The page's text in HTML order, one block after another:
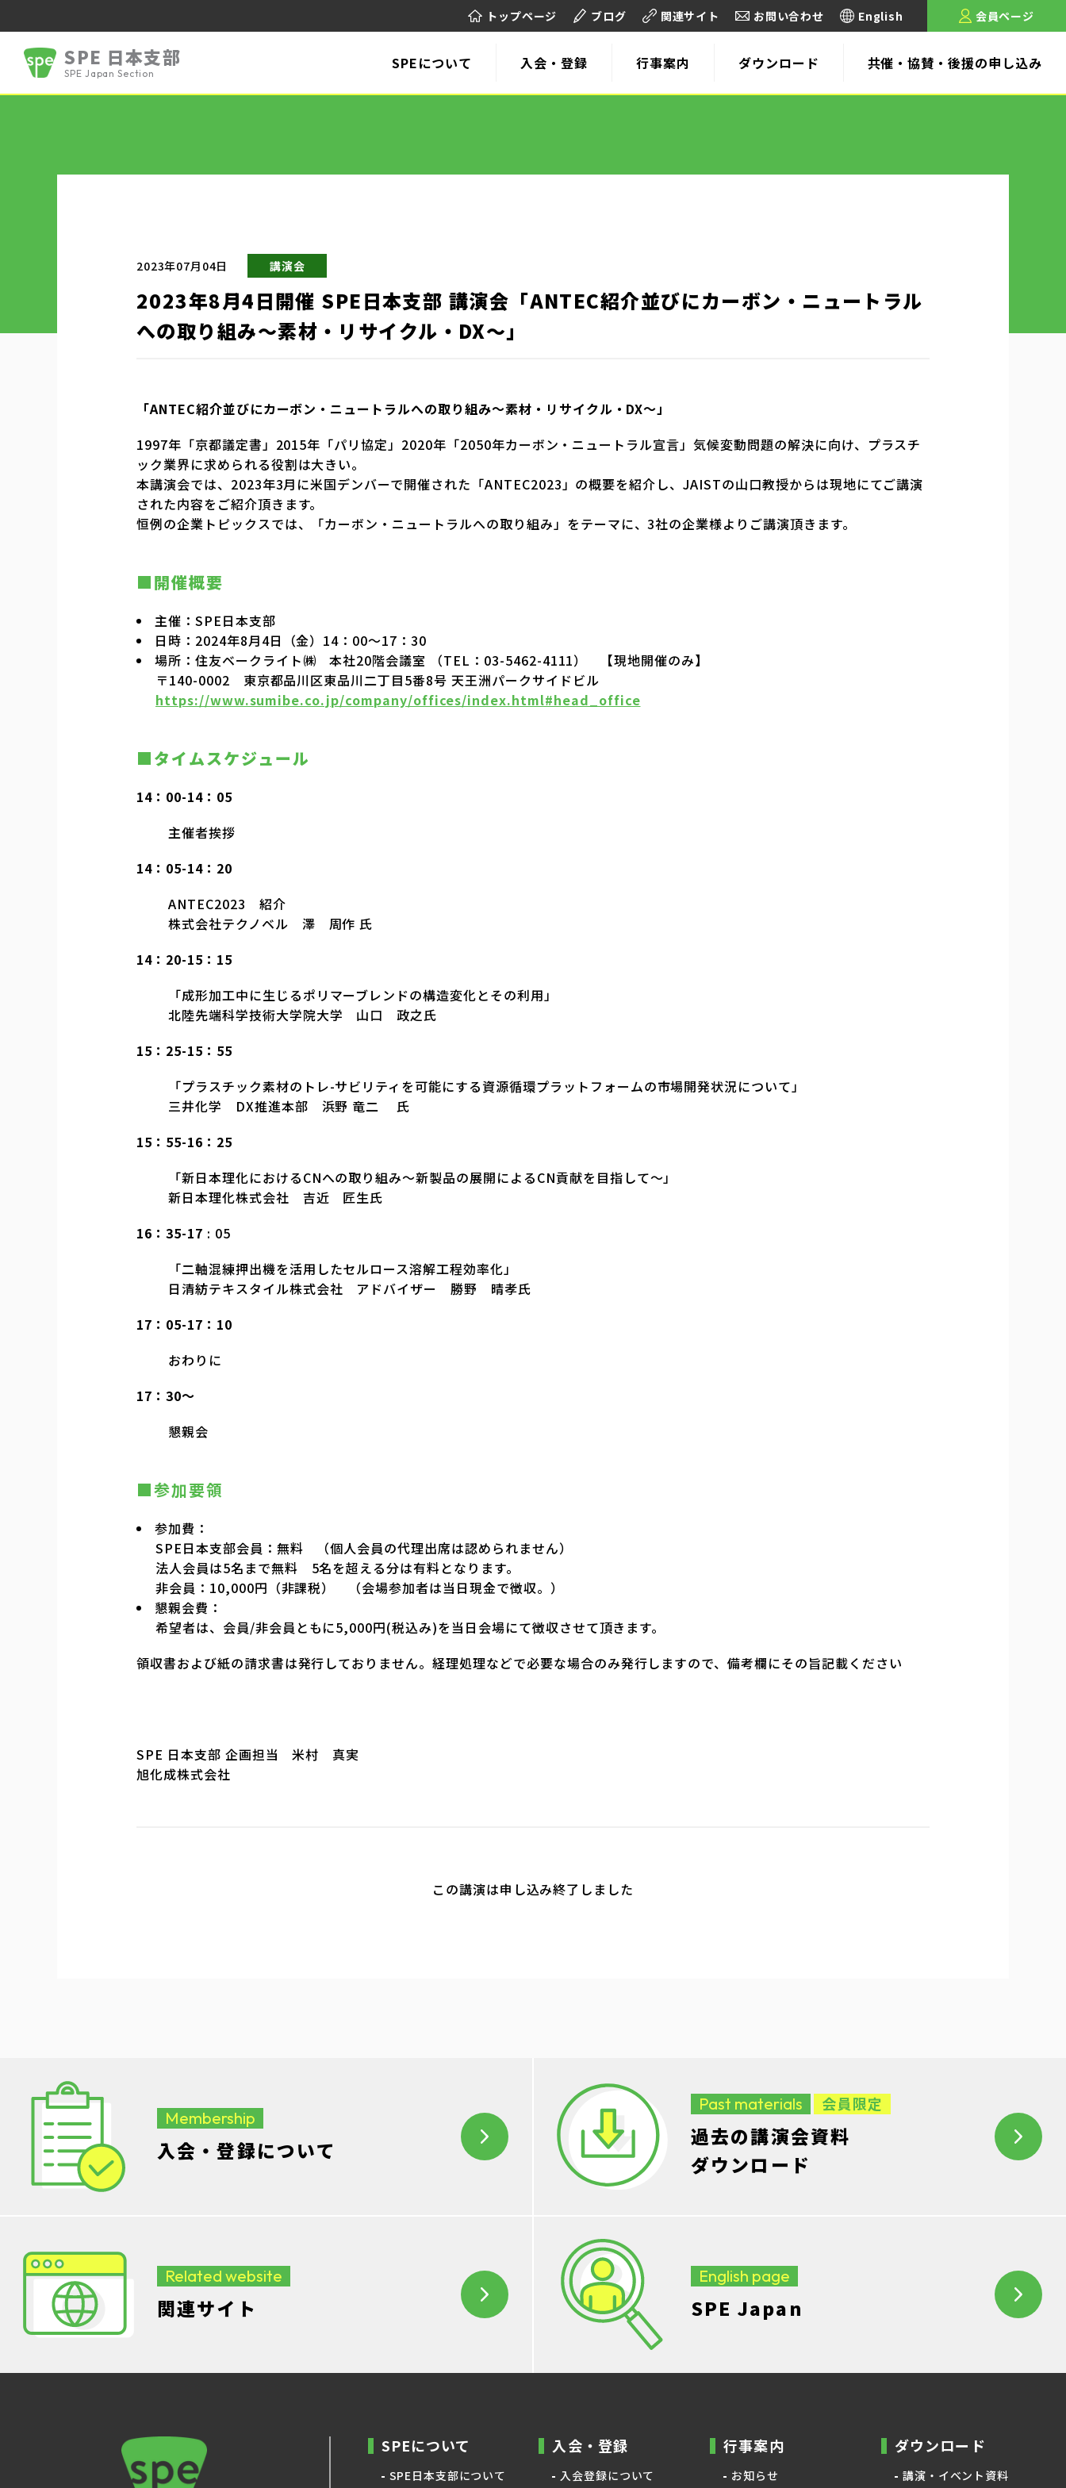
トップページ ブログ 関連サイト お問い合わせ English 会員ページ
SPE 日本支部
SPE Japan Section
SPEについて 入会・登録 行事案内 ダウンロード 共催・協賛・後援の申し込み
2023年07月04日 講演会
2023年8月4日開催 SPE日本支部 講演会「ANTEC紹介並びにカーボン・ニュートラル
への取り組み～素材・リサイクル・DX～」
「ANTEC紹介並びにカーボン・ニュートラルへの取り組み～素材・リサイクル・DX～」
1997年「京都議定書」2015年「パリ協定」2020年「2050年カーボン・ニュートラル宣言」気候変動問題の解決に向け、プラスチ
ック業界に求められる役割は大きい。
本講演会では、2023年3月に米国デンバーで開催された「ANTEC2023」の概要を紹介し、JAISTの山口教授からは現地にてご講演
された内容をご紹介頂きます。
恒例の企業トピックスでは、「カーボン・ニュートラルへの取り組み」をテーマに、3社の企業様よりご講演頂きます。
■開催概要
主催：SPE日本支部
日時：2024年8月4日（金）14：00～17：30
場所：住友ベークライト㈱ 本社20階会議室 （TEL：03-5462-4111） 【現地開催のみ】
〒140-0002 東京都品川区東品川二丁目5番8号 天王洲パークサイドビル
https://www.sumibe.co.jp/company/offices/index.html#head_office
■タイムスケジュール
14：00-14：05
主催者挨拶
14：05-14：20
ANTEC2023 紹介
株式会社テクノベル 澤 周作 氏
14：20-15：15
「成形加工中に生じるポリマーブレンドの構造変化とその利用」
北陸先端科学技術大学院大学 山口 政之氏
15：25-15：55
「プラスチック素材のトレ-サビリティを可能にする資源循環プラットフォームの市場開発状況について」
三井化学 DX推進本部 浜野 竜二 氏
15：55-16：25
「新日本理化におけるCNへの取り組み〜新製品の展開によるCN貢献を目指して〜」
新日本理化株式会社 吉近 匠生氏
16：35-17 : 05
「二軸混練押出機を活用したセルロース溶解工程効率化」
日清紡テキスタイル株式会社 アドバイザー 勝野 晴孝氏
17：05-17：10
おわりに
17：30～
懇親会
■参加要領
参加費：
SPE日本支部会員：無料 （個人会員の代理出席は認められません）
法人会員は5名まで無料 5名を超える分は有料となります。
非会員：10,000円（非課税） （会場参加者は当日現金で徴収。）
懇親会費：
希望者は、会員/非会員ともに5,000円(税込み)を当日会場にて徴収させて頂きます。
領収書および紙の請求書は発行しておりません。経理処理などで必要な場合のみ発行しますので、備考欄にその旨記載ください
SPE 日本支部 企画担当 米村 真実
旭化成株式会社
この講演は申し込み終了しました
Membership
入会・登録について
Past materials 会員限定
過去の講演会資料
ダウンロード
Related website
関連サイト
English page
SPE Japan
SPEについて
SPE日本支部について
入会・登録
入会登録について
行事案内
お知らせ
ダウンロード
講演・イベント資料